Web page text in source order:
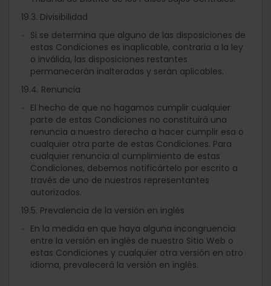
19.3. Divisibilidad
Si se determina que alguno de las disposiciones de
estas Condiciones es inaplicable, contraria a la ley
o inválida, las disposiciones restantes
permanecerán inalteradas y serán aplicables.
19.4. Renuncia
El hecho de que no hagamos cumplir cualquier
parte de estas Condiciones no constituirá una
renuncia a nuestro derecho a hacer cumplir esa o
cualquier otra parte de estas Condiciones. Para
cualquier renuncia al cumplimiento de estas
Condiciones, debemos notificártelo por escrito a
través de uno de nuestros representantes
autorizados.
19.5. Prevalencia de la versión en inglés
En la medida en que haya alguna incongruencia
entre la versión en inglés de nuestro Sitio Web o
estas Condiciones y cualquier otra versión en otro
idioma, prevalecerá la versión en inglés.